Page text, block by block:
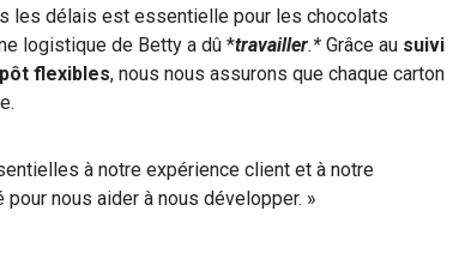
les délais est essentielle pour les chocolats
logistique de Betty a dû *travailler.* Grâce au suivi
flexibles, nous nous assurons que chaque carton
à notre expérience client et à notre
nous aider à nous développer. »